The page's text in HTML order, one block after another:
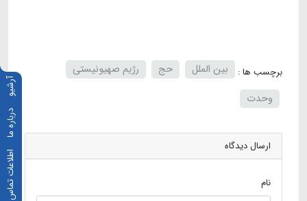
آرشیو
درباره ما
اطلاعات تماس
برچسب ها : بین الملل حج
رژیم صهیونیستی
وحدت
ارسال دیدگاه
نام